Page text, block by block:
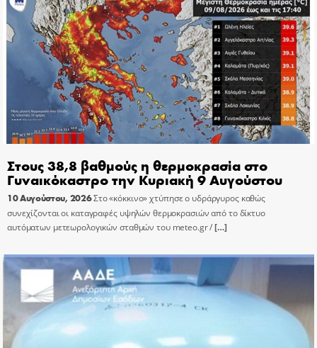
Στους 38,8 βαθμούς η θερμοκρασία στο
Γυναικόκαστρο την Κυριακή 9 Αυγούστου
10 Αυγούστου, 2026Στο «κόκκινο» χτύπησε ο υδράργυρος καθώς
συνεχίζονται οι καταγραφές υψηλών θερμοκρασιών από το δίκτυο
αυτόματων μετεωρολογικών σταθμών του meteo.gr /[…]